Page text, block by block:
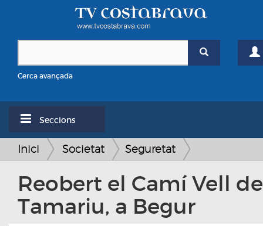
Cerca avançada
Seccions
Inici Societat Seguretat
Reobert el Camí Vell de
Tamariu, a Begur